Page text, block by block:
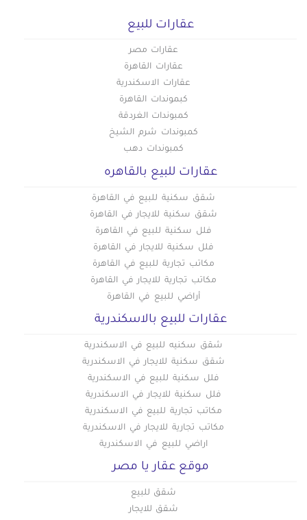
عقارات للبيع
عقارات مصر
عقارات القاهرة
عقارات الاسكندرية
كبموندات القاهرة
كمبوندات الغردقة
كمبوندات شرم الشيخ
كمبوندات دهب
عقارات للبيع بالقاهره
شقق سكنية للبيع في القاهرة
شقق سكنية للايجار في القاهرة
فلل سكنية للبيع في القاهرة
فلل سكنية للايجار في القاهرة
مكاتب تجارية للبيع في القاهرة
مكاتب تجارية للايجار في القاهرة
أراضي للبيع في القاهرة
عقارات للبيع بالاسكندرية
شقق سكنيه للبيع في الاسكندرية
شقق سكنية للايجار في الاسكندرية
فلل سكنية للبيع في الاسكندرية
فلل سكنية للايجار في الاسكندرية
مكاتب تجارية للبيع في الاسكندرية
مكاتب تجارية للايجار في الاسكندرية
اراضي للبيع في الاسكندرية
موقع عقار يا مصر
شقق للبيع
شقق للايجار